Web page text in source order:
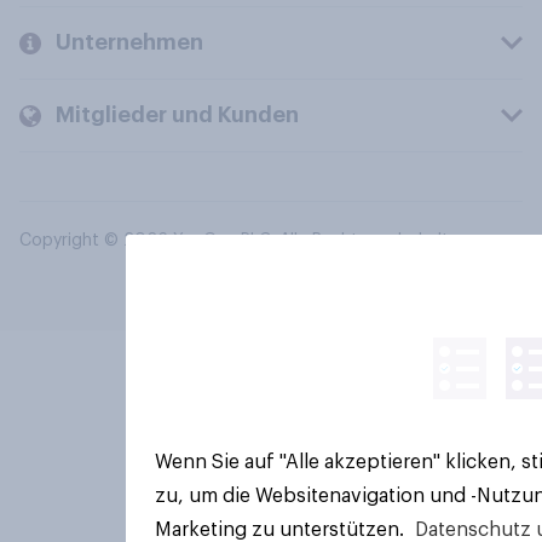
Unternehmen
Mitglieder und Kunden
Copyright © 2026 YouGov PLC. Alle Rechte vorbehalten.
Wenn Sie auf "Alle akzeptieren" klicken,
zu, um die Websitenavigation und -
Marketing zu unterstützen.
Datenschutz